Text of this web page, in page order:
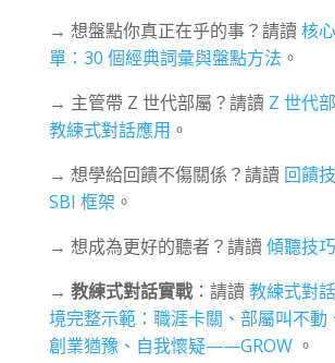
→ 想盤點你真正在乎的事？請讀 核
單：30 個經典詞彙與盤點方法 。
→ 主管帶 Z 世代部屬？請讀 Z 世代
教練式對話應用 。
→ 想學給回饋不傷關係？請讀 回饋
SBI 框架 。
→ 想成為更好的聽者？請讀 傾聽技
→ 教練式對話實戰：請讀 教練式對
境完整示範：職涯卡關、部屬叫不動
創業猶豫、自我懷疑——GROW 。